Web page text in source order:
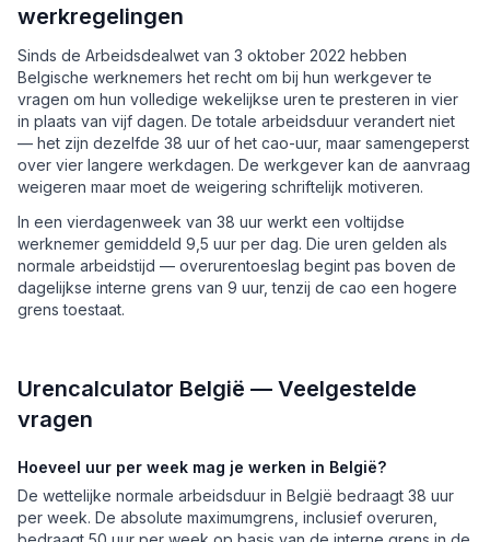
werkregelingen
Sinds de Arbeidsdealwet van 3 oktober 2022 hebben
Belgische werknemers het recht om bij hun werkgever te
vragen om hun volledige wekelijkse uren te presteren in vier
in plaats van vijf dagen. De totale arbeidsduur verandert niet
— het zijn dezelfde 38 uur of het cao-uur, maar samengeperst
over vier langere werkdagen. De werkgever kan de aanvraag
weigeren maar moet de weigering schriftelijk motiveren.
In een vierdagenweek van 38 uur werkt een voltijdse
werknemer gemiddeld 9,5 uur per dag. Die uren gelden als
normale arbeidstijd — overurentoeslag begint pas boven de
dagelijkse interne grens van 9 uur, tenzij de cao een hogere
grens toestaat.
Urencalculator België — Veelgestelde
vragen
Hoeveel uur per week mag je werken in België?
De wettelijke normale arbeidsduur in België bedraagt 38 uur
per week. De absolute maximumgrens, inclusief overuren,